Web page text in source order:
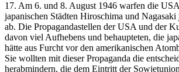
17. Am 6. und 8. August 1946 warfen die
japanischen Städten Hiroschima und
ab. Die Propagandastellen der USA und der
davon viel Aufhebens und behaupteten, die
hätte aus Furcht vor den amerikanischen
Sie wollten mit dieser Propaganda die
herabmindern, die dem Eintritt der